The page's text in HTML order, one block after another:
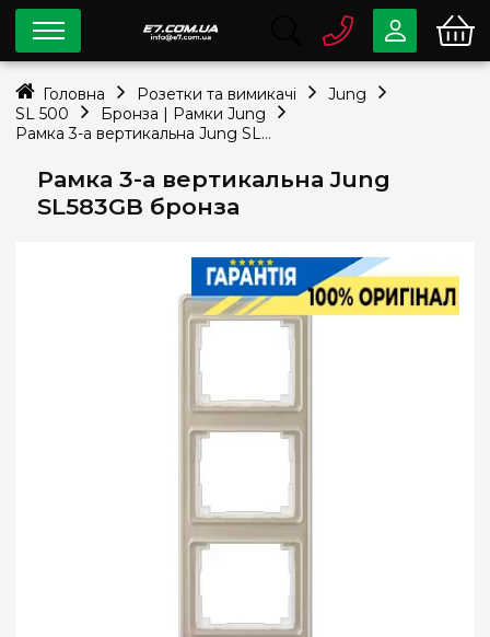
Рамка 3-а вертикальна Jung
SL583GB бронза
0 80033-63-07
Безкоштовно
info@e7.com.ua
Viber Telegram
Головна Розетки та вимикачі
Jung
SL 500
Бронза | Рамки Jung
Рамка 3-а вертикальна Jung SL583GB бронза